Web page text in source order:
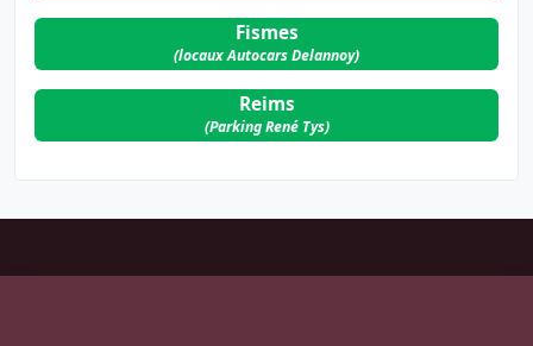
Fismes
(locaux Autocars Delannoy)
Reims
(Parking René Tys)
de